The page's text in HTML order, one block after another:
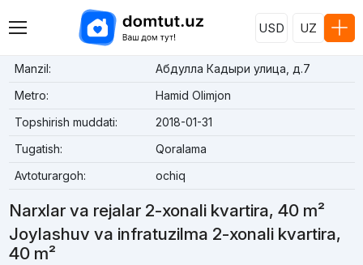
USD UZ
Manzil:
Абдулла Кадыри улица, д.7
Metro:
Hamid Olimjon
Topshirish muddati:
2018-01-31
Tugatish:
Qoralama
Avtoturargoh:
ochiq
Narxlar va rejalar 2-xonali kvartira, 40 m²
Joylashuv va infratuzilma 2-xonali kvartira,
40 m²